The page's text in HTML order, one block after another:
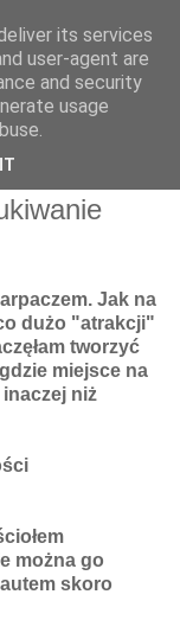
Jak na
dużo "atrakcji"
tworzyć
miejsce na
niż
można go
skoro
its services
user-agent are
and security
usage